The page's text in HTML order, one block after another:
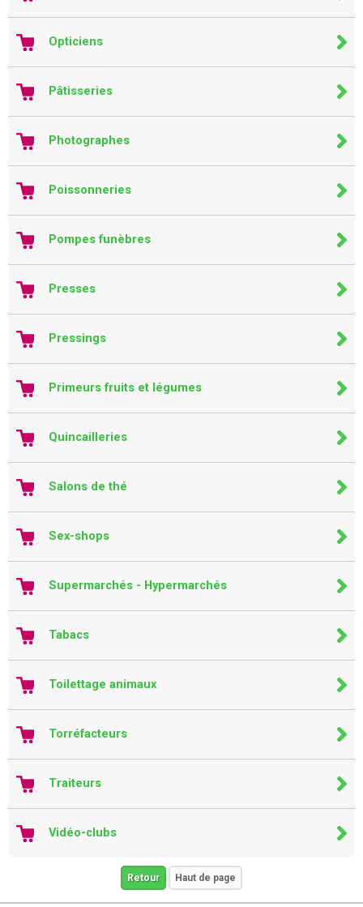
Opticiens
Pâtisseries
Photographes
Poissonneries
Pompes funèbres
Presses
Pressings
Primeurs fruits et légumes
Quincailleries
Salons de thé
Sex-shops
Supermarchés - Hypermarchés
Tabacs
Toilettage animaux
Torréfacteurs
Traiteurs
Vidéo-clubs
Retour Haut de page